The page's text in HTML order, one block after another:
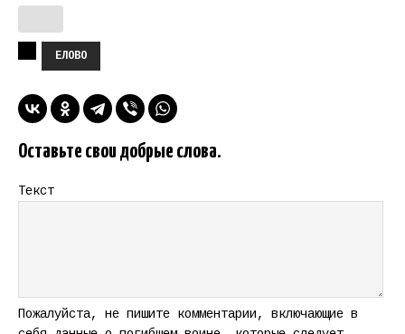
ЕЛОВО
Оставьте свои добрые слова.
Текст
Пожалуйста, не пишите комментарии, включающие в